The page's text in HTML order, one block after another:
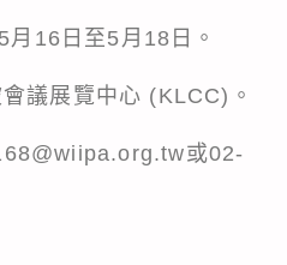
16日至5月18日。
議展覽中心 (KLCC)。
或02-